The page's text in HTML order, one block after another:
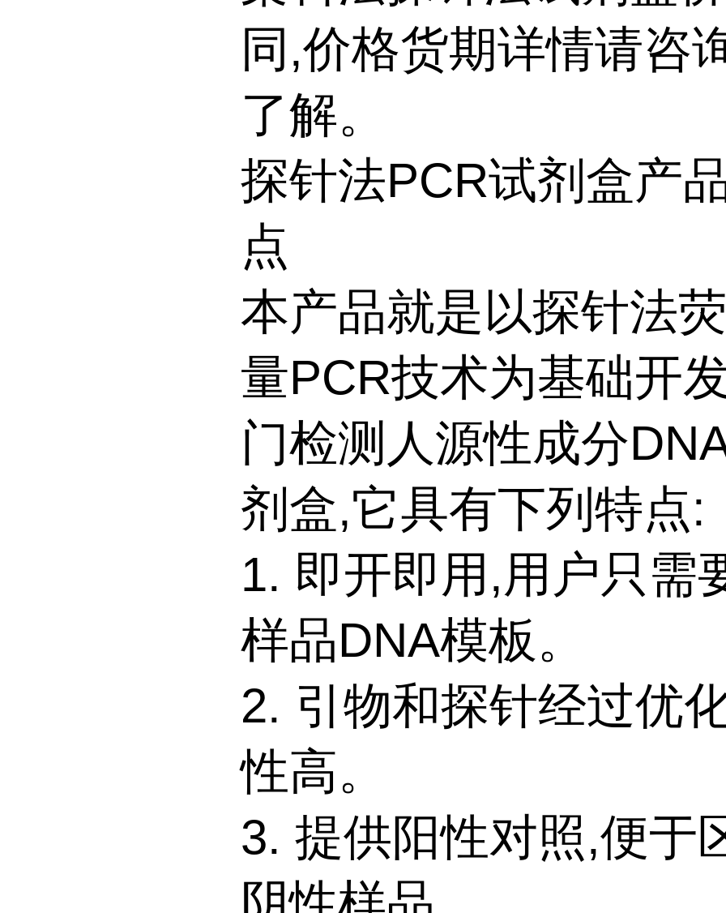
同,价格货期详情请咨
了解。
探针法PCR试剂盒产
点
本产品就是以探针法
量PCR技术为基础开
门检测人源性成分
剂盒,它具有下列特点:
1. 即开即用,用户只需
样品DNA模板。
2. 引物和探针经过优
性高。
3. 提供阳性对照,便于